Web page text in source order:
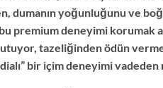
dumanın yoğunluğunu ve
premium deneyimi korumak
tazeliğinden ödün
bir içim deneyimi